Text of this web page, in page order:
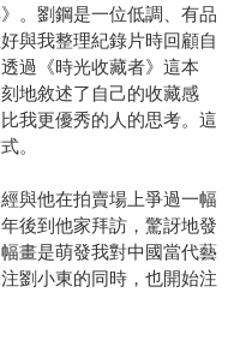
。劉鋼是一位低調、有品
與我整理紀錄片時回顧自
過《時光收藏者》這本
地敘述了自己的收藏感
我更優秀的人的思考。這
。
與他在拍賣場上爭過一幅
後到他家拜訪，驚訝地發
畫是萌發我對中國當代藝
劉小東的同時，也開始注